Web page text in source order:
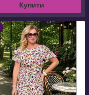
Купити